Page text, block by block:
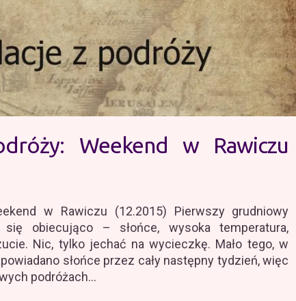
Weekend w Rawiczu
w Rawiczu (12.2015) Pierwszy grudniowy
się obiecująco – słońce, wysoka temperatura,
Nic, tylko jechać na wycieczkę. Mało tego, w
słońce przez cały następny tydzień, więc
podróżach…